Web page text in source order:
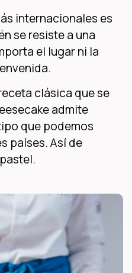
internacionales es
se resiste a una
el lugar ni la
clásica que se
admite
que podemos
países. Así de